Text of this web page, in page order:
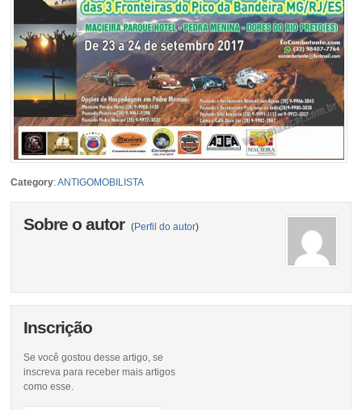
Category:ANTIGOMOBILISTA
Sobre o autor (Perfil do autor)
Inscrição
Se você gostou desse artigo, se
inscreva para receber mais artigos
como esse.